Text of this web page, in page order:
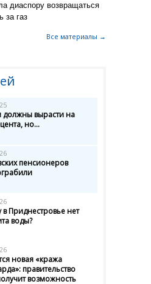
диаспору возвращаться
за газ
Все материалы →
должны вырасти на
но...
пенсионеров
Приднестровье нет
воды?
новая «кража
правительство
возможность